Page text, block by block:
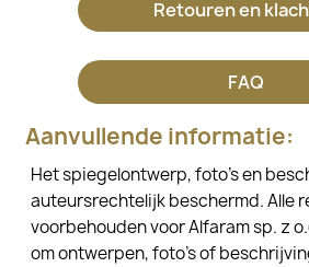
Retouren en
FAQ
Aanvullende informatie:
Het spiegelontwerp, foto's en
auteursrechtelijk beschermd. Alle
voorbehouden voor Alfaram sp. z
om ontwerpen, foto's of